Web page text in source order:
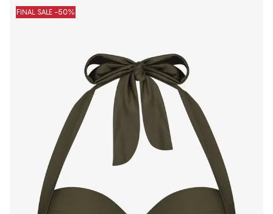
FINAL SALE -50%